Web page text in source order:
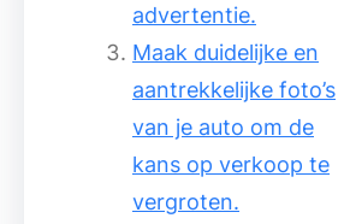
advertentie.
Maak duidelijke en
aantrekkelijke foto’s
van je auto om de
kans op verkoop te
vergroten.